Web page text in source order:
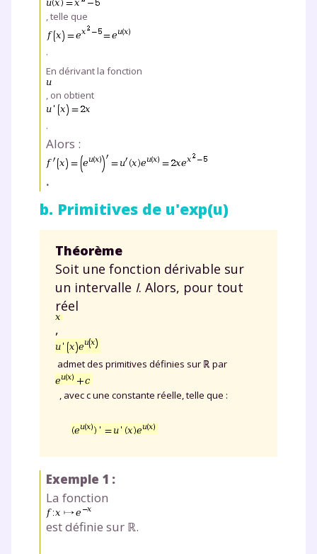
, telle que
.
En dérivant la fonction
, on obtient
.
Alors :
.
b. Primitives de u'exp(u)
Théorème
Soit une fonction dérivable sur
un intervalle I. Alors, pour tout
réel
,
admet des primitives définies sur ℝ par
, avec c une constante réelle, telle que :
Exemple 1 :
La fonction
est définie sur ℝ.